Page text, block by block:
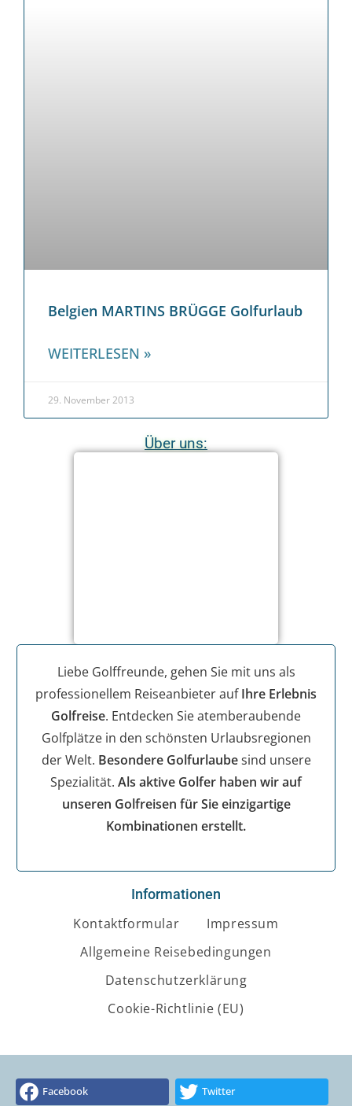
Belgien MARTINS BRÜGGE Golfurlaub
WEITERLESEN »
29. November 2013
Über uns:
Liebe Golffreunde, gehen Sie mit uns als
professionellem Reiseanbieter aufIhre Erlebnis
Golfreise. Entdecken Sie atemberaubende
Golfplätze in den schönsten Urlaubsregionen
der Welt. Besondere Golfurlaubesind unsere
Spezialität. Als aktive Golfer haben wir auf
unseren Golfreisen für Sie einzigartige
Kombinationen erstellt.
Informationen
Kontaktformular
Impressum
Allgemeine Reisebedingungen
Datenschutzerklärung
Cookie-Richtlinie (EU)
Facebook Twitter